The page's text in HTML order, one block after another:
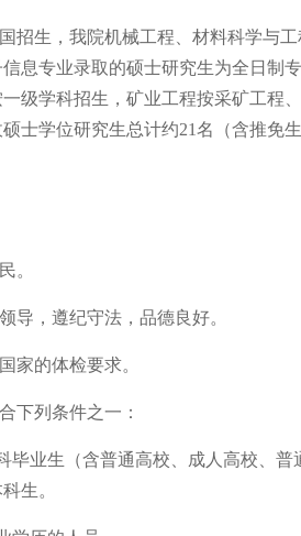
招生，我院机械工程、材料科学与
息专业录取的硕士研究生为全日制
级学科招生，矿业工程按采矿工程
士学位研究生总计约21名（含推免生
。
导，遵纪守法，品德良好。
家的体检要求。
下列条件之一：
毕业生（含普通高校、成人高校、
生。